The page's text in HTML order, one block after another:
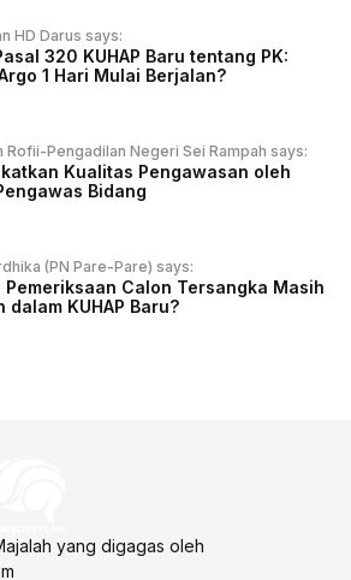
HD Darus says:
320 KUHAP Baru tentang PK:
1 Hari Mulai Berjalan?
Rofii-Pengadilan Negeri Sei Rampah says:
Kualitas Pengawasan oleh
Bidang
(PN Pare-Pare) says:
Pemeriksaan Calon Tersangka Masih
dalam KUHAP Baru?
yang digagas oleh